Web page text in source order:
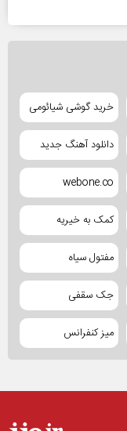
خرید گوشی شیائومی
دانلود آهنگ جدید
webone.co
کمک به خیریه
مفتول سیاه
جک سقفی
میز کنفرانس